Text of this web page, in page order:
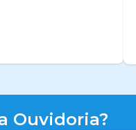
Ouvidoria?